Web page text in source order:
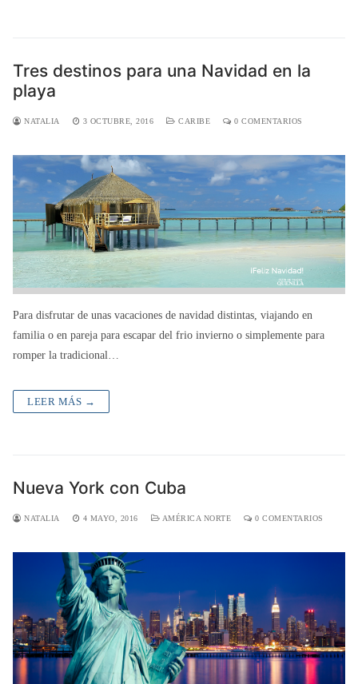
Tres destinos para una Navidad en la
playa
NATALIA 3 OCTUBRE, 2016 CARIBE 0 COMENTARIOS
Para disfrutar de unas vacaciones de navidad distintas, viajando en
familia o en pareja para escapar del frio invierno o simplemente para
romper la tradicional…
LEER MÁS →
Nueva York con Cuba
NATALIA 4 MAYO, 2016 AMÉRICA NORTE 0 COMENTARIOS